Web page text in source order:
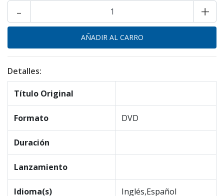
+
-
Detalles:
Título Original
Formato DVD
Duración
Lanzamiento
Idioma(s) Inglés,Español